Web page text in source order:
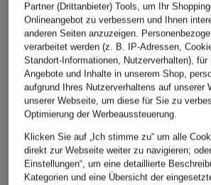
STILVOLLE EMPFEHLUNGEN FÜR SIE
Partner (Drittanbieter) Tools, um Ihr
Onlineangebot zu verbessern und Ihnen
anderen Seiten anzuzeigen.
verarbeitet werden (z. B. IP-Adressen,
Standort-Informationen, Nutzerverhalten), für
Angebote und Inhalte in unserem Shop,
aufgrund Ihres Nutzerverhaltens auf unserer
unserer Webseite, um diese für Sie zu
Optimierung der Werbeaussteuerung.
Klicken Sie auf „Ich stimme zu“ um alle
direkt zur Webseite weiter zu navigieren;
Einstellungen“, um eine detaillierte
Kategorien und eine Übersicht der